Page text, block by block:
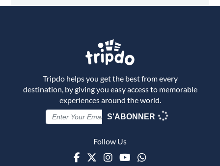
Tripdo helps you get the best from every
destination, by giving you easy access to memorable
experiences around the world.
S'ABONNER
Follow Us
Facebook
TwitterInstagram
Youtube
WhatsApp